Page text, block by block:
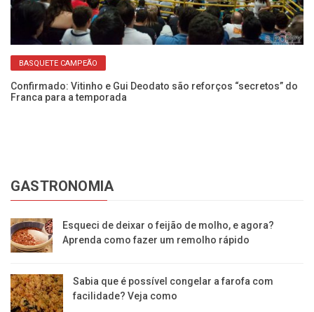
BASQUETE CAMPEÃO
Confirmado: Vitinho e Gui Deodato são reforços “secretos” do
Franca para a temporada
GASTRONOMIA
Esqueci de deixar o feijão de molho, e agora?
Aprenda como fazer um remolho rápido
Sabia que é possível congelar a farofa com
facilidade? Veja como